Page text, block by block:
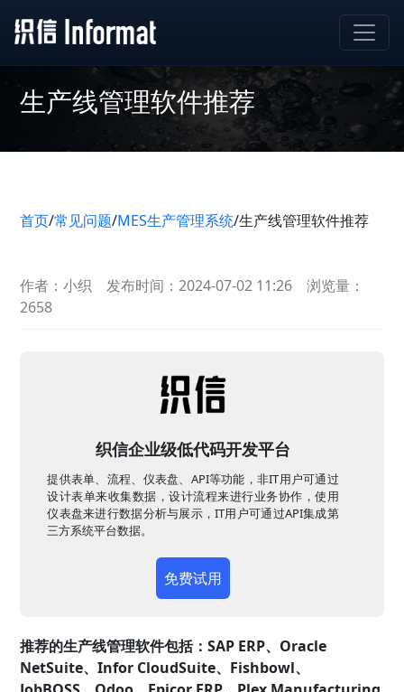
生产线管理软件推荐
首页/常见问题/MES生产管理系统/生产线管理软件推荐
作者：小织 发布时间：2024-07-02 11:26
浏览量：
2658
织信企业级低代码开发平台
提供表单、流程、仪表盘、API等功能，非IT用户可通过
设计表单来收集数据，设计流程来进行业务协作，使用
仪表盘来进行数据分析与展示，IT用户可通过API集成第
三方系统平台数据。
免费试用
推荐的生产线管理软件包括：SAP ERP、Oracle
NetSuite、Infor CloudSuite、Fishbowl、